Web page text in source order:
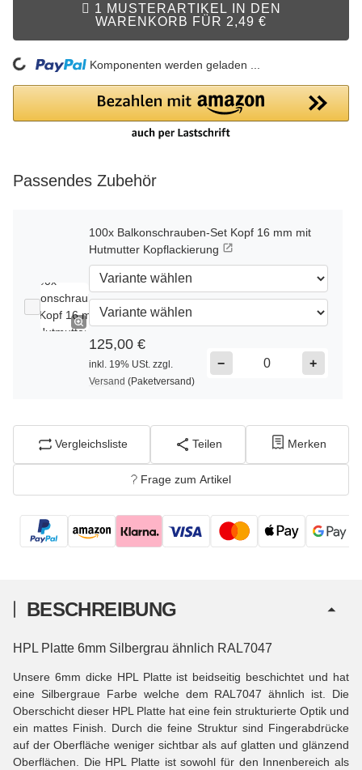
1 MUSTERARTIKEL IN DEN
WARENKORB FÜR 2,49 €
Komponenten werden geladen ...
Passendes Zubehör
100x Balkonschrauben-Set Kopf 16 mm mit
Hutmutter Kopflackierung
125,00 €
inkl. 19% USt. zzgl.
Versand (Paketversand)
− +
100x Balkonschrauben-Set Kopf 16mm mit
Gewindehülse Kopflackierung
151,03 €
Vergleichsliste Teilen Merken
Frage zum Artikel
BESCHREIBUNG
HPL Platte 6mm Silbergrau ähnlich RAL7047
Unsere 6mm dicke HPL Platte ist beidseitig beschichtet und hat
eine Silbergraue Farbe welche dem RAL7047 ähnlich ist. Die
Oberschicht dieser HPL Platte hat eine fein strukturierte Optik und
ein mattes Finish. Durch die feine Struktur sind Fingerabdrücke
auf der Oberfläche weniger sichtbar als auf glatten und glänzend
Oberflächen. Die HPL Platte ist sowohl für den Innenbereich als